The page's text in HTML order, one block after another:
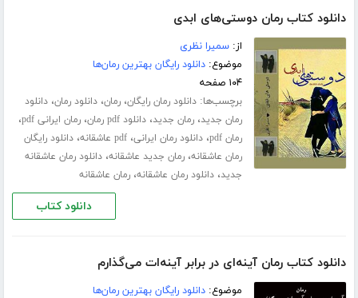
دانلود کتاب رمان دوستی‌های ابدی
از:سمیرا نظری
موضوع:دانلود رایگان بهترین رمان‌ها
۱۰۴ صفحه
برچسب‌ها:دانلود رمان رایگان،رمان،دانلود رمان،دانلود
رمان جدید،رمان جدید،دانلود pdf رمان ،رمان ایرانی pdf ،
رمان pdf ،دانلود رمان ایرانی،pdf عاشقانه ،دانلود رایگان
رمان عاشقانه،رمان جدید عاشقانه،دانلود رمان عاشقانه
جدید،دانلود رمان عاشقانه،رمان عاشقانه
دانلود کتاب
دانلود کتاب رمان آینه‌ای در برابر آینه‌ات می‌گذارم
موضوع:دانلود رایگان بهترین رمان‌ها